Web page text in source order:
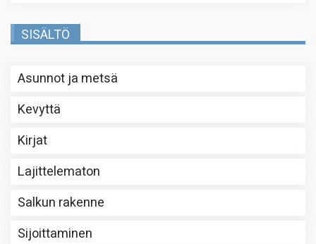
SISÄLTÖ
Asunnot ja metsä
Kevyttä
Kirjat
Lajittelematon
Salkun rakenne
Sijoittaminen